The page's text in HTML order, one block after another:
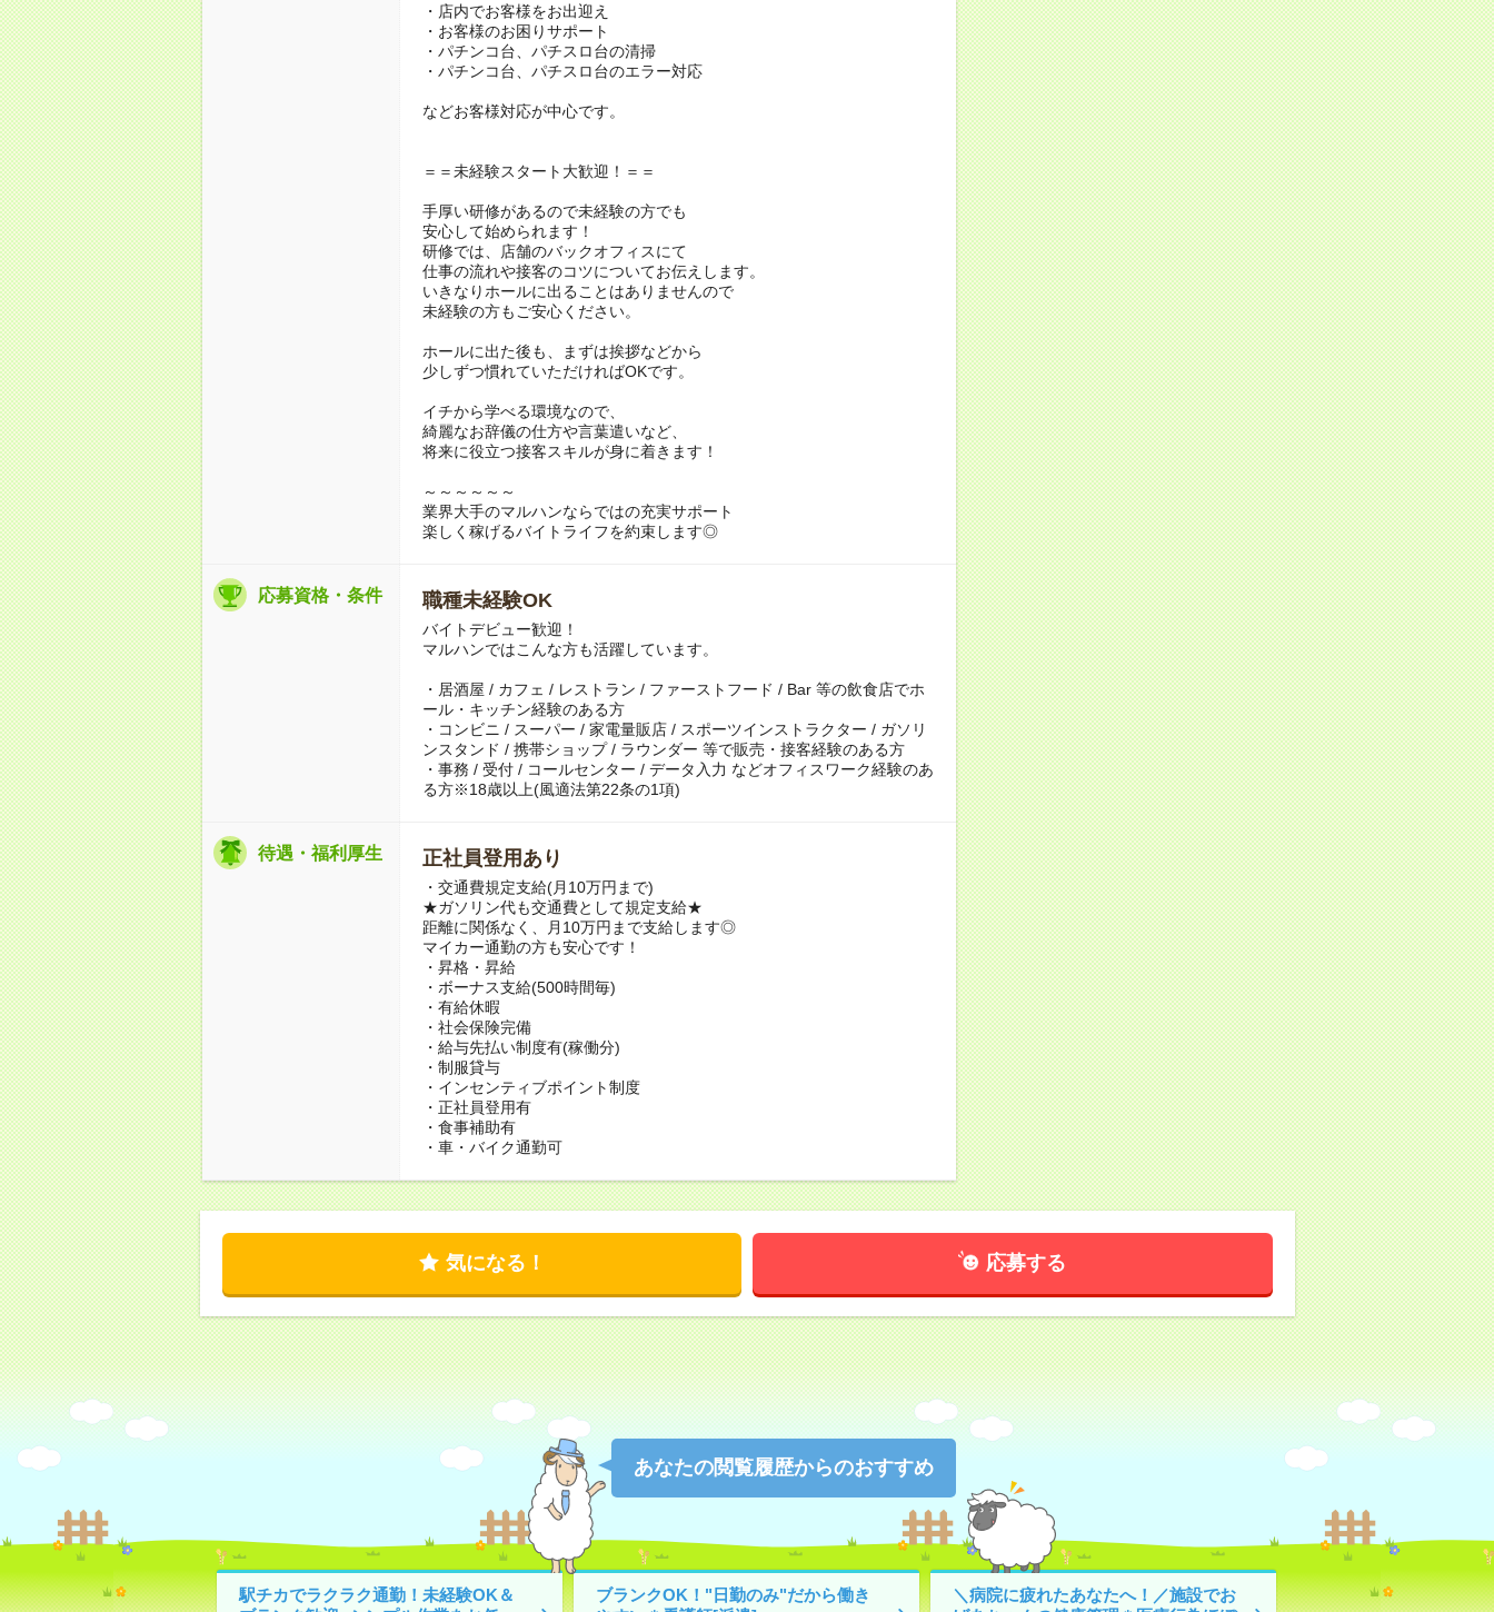
・店内でお客様をお出迎え
・お客様のお困りサポート
・パチンコ台、パチスロ台の清掃
・パチンコ台、パチスロ台のエラー対応
などお客様対応が中心です。
＝＝未経験スタート大歓迎！＝＝
手厚い研修があるので未経験の方でも
安心して始められます！
研修では、店舗のバックオフィスにて
仕事の流れや接客のコツについてお伝えします。
いきなりホールに出ることはありませんので
未経験の方もご安心ください。
ホールに出た後も、まずは挨拶などから
少しずつ慣れていただければOKです。
イチから学べる環境なので、
綺麗なお辞儀の仕方や言葉遣いなど、
将来に役立つ接客スキルが身に着きます！
～～～～～～
業界大手のマルハンならではの充実サポート
楽しく稼げるバイトライフを約束します◎
応募資格・条件 職種未経験OK
バイトデビュー歓迎！
マルハンではこんな方も活躍しています。
・居酒屋 / カフェ / レストラン / ファーストフード / Bar 等の飲食店でホ
ール・キッチン経験のある方
・コンビニ / スーパー / 家電量販店 / スポーツインストラクター / ガソリ
ンスタンド / 携帯ショップ / ラウンダー 等で販売・接客経験のある方
・事務 / 受付 / コールセンター / データ入力 などオフィスワーク経験のあ
る方※18歳以上(風適法第22条の1項)
待遇・福利厚生 正社員登用あり
・交通費規定支給(月10万円まで)
★ガソリン代も交通費として規定支給★
距離に関係なく、月10万円まで支給します◎
マイカー通勤の方も安心です！
・昇格・昇給
・ボーナス支給(500時間毎)
・有給休暇
・社会保険完備
・給与先払い制度有(稼働分)
・制服貸与
・インセンティブポイント制度
・正社員登用有
・食事補助有
・車・バイク通勤可
気になる！ 応募する
あなたの閲覧履歴からのおすすめ
駅チカでラクラク通勤！未経験OK＆
ブランクOK！"日勤のみ"だから働き
＼病院に疲れたあなたへ！／施設でお